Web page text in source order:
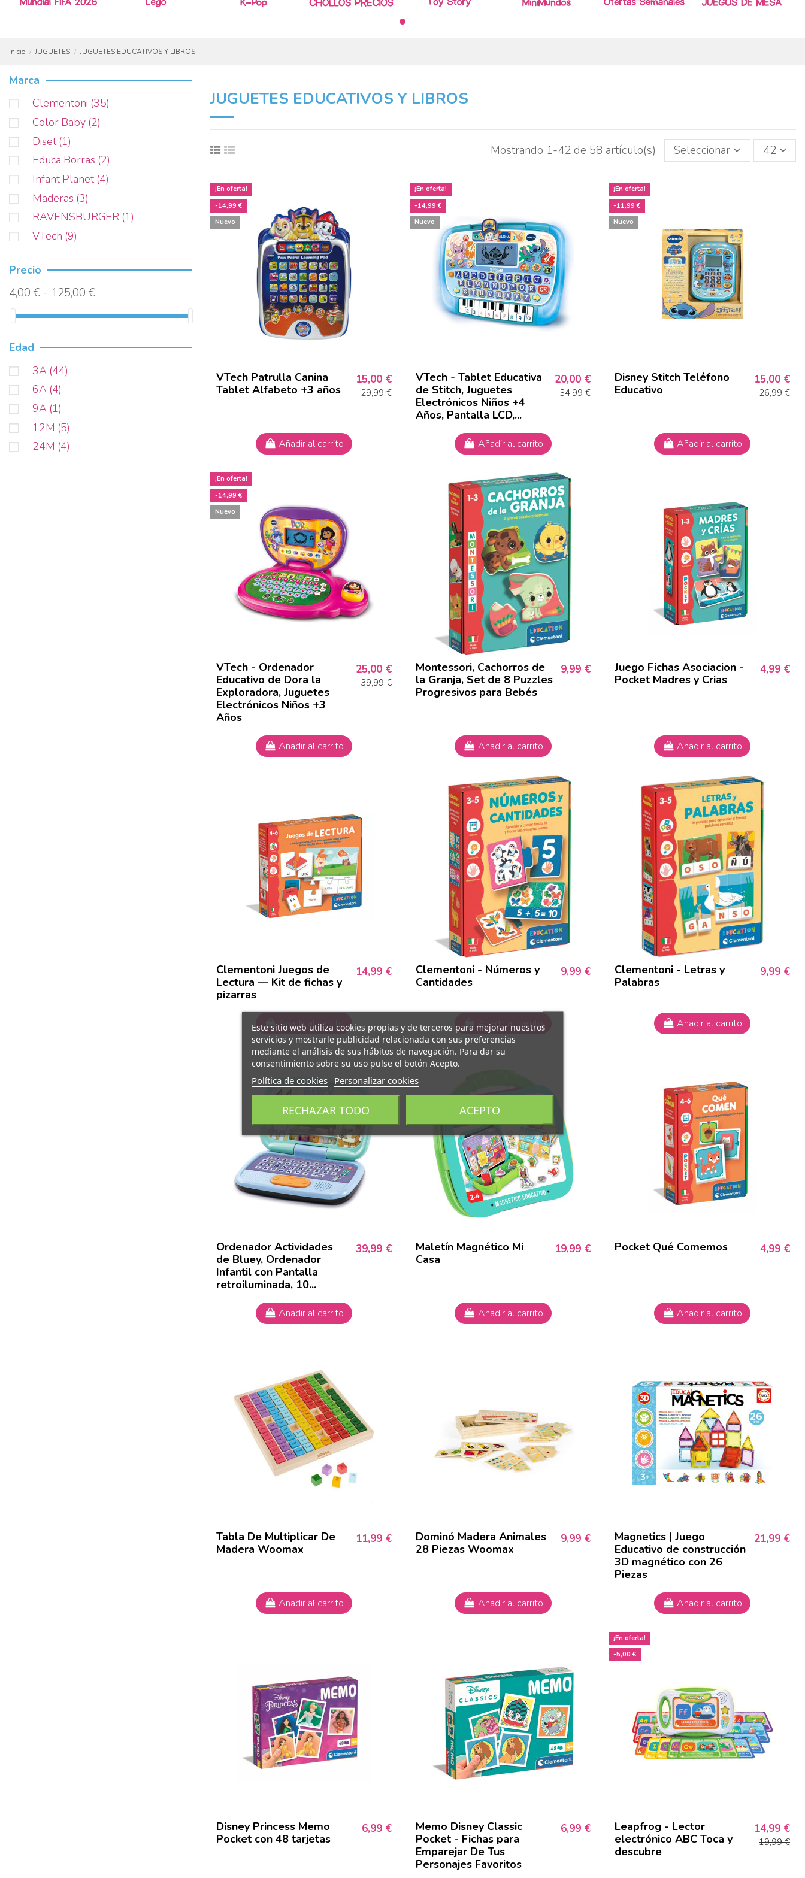
Inicio JUGUETES JUGUETES EDUCATIVOS Y LIBROS
JUGUETES EDUCATIVOS Y LIBROS
Mostrando 1-42 de 58 artículo(s) Seleccionar 42
¡En oferta!
-14,99 €
Nuevo
VTech Patrulla Canina
Tablet Alfabeto +3 años
15,00 €
29,99 €
Añadir al carrito
¡En oferta!
-14,99 €
Nuevo
VTech - Tablet Educativa
de Stitch, Juguetes
Electrónicos Niños +4
Años, Pantalla LCD,...
20,00 €
34,99 €
Añadir al carrito
¡En oferta!
-11,99 €
Nuevo
Disney Stitch Teléfono
Educativo
15,00 €
26,99 €
Añadir al carrito
¡En oferta!
-14,99 €
Nuevo
VTech - Ordenador
Educativo de Dora la
Exploradora, Juguetes
Electrónicos Niños +3
Años
25,00 €
39,99 €
Añadir al carrito
Montessori, Cachorros de
la Granja, Set de 8 Puzzles
Progresivos para Bebés
9,99 €
Añadir al carrito
Juego Fichas Asociacion -
Pocket Madres y Crias
4,99 €
Añadir al carrito
Clementoni Juegos de
Lectura — Kit de fichas y
pizarras
14,99 €
Añadir al carrito
Clementoni - Números y
Cantidades
9,99 €
Añadir al carrito
Clementoni - Letras y
Palabras
9,99 €
Añadir al carrito
Ordenador Actividades
de Bluey, Ordenador
Infantil con Pantalla
retroiluminada, 10...
39,99 €
Añadir al carrito
Maletín Magnético Mi
Casa
19,99 €
Añadir al carrito
Pocket Qué Comemos 4,99 €
Añadir al carrito
Tabla De Multiplicar De
Madera Woomax
11,99 €
Añadir al carrito
Dominó Madera Animales
28 Piezas Woomax
9,99 €
Añadir al carrito
Magnetics | Juego
Educativo de construcción
3D magnético con 26
Piezas
21,99 €
Añadir al carrito
Disney Princess Memo
Pocket con 48 tarjetas
6,99 €
Memo Disney Classic
Pocket - Fichas para
Emparejar De Tus
Personajes Favoritos
6,99 €
¡En oferta!
-5,00 €
Leapfrog - Lector
electrónico ABC Toca y
descubre
14,99 €
19,99 €
Marca
Clementoni (35)
Color Baby (2)
Diset (1)
Educa Borras (2)
Infant Planet (4)
Maderas (3)
RAVENSBURGER (1)
VTech (9)
Precio
4,00 € - 125,00 €
Edad
3A (44)
6A (4)
9A (1)
12M (5)
24M (4)
Este sitio web utiliza cookies propias y de terceros para mejorar nuestros
servicios y mostrarle publicidad relacionada con sus preferencias
mediante el análisis de sus hábitos de navegación. Para dar su
consentimiento sobre su uso pulse el botón Acepto.
Política de cookies Personalizar cookies
RECHAZAR TODO ACEPTO